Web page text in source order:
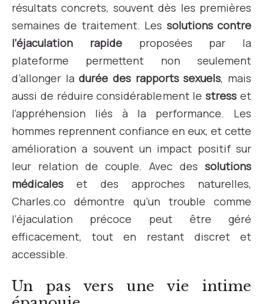
résultats concrets, souvent dès les premières
semaines de traitement. Les solutions contre
l’éjaculation rapideproposées par la
plateforme permettent non seulement
d’allonger ladurée des rapports sexuels, mais
aussi de réduire considérablement lestress et
l’appréhension liés à la performance. Les
hommes reprennent confiance en eux, et cette
amélioration a souvent un impact positif sur
leur relation de couple. Avec des solutions
médicales et des approches naturelles,
Charles.co démontre qu’un trouble comme
l’éjaculation précoce peut être géré
efficacement, tout en restant discret et
accessible.
Un pas vers une vie intime